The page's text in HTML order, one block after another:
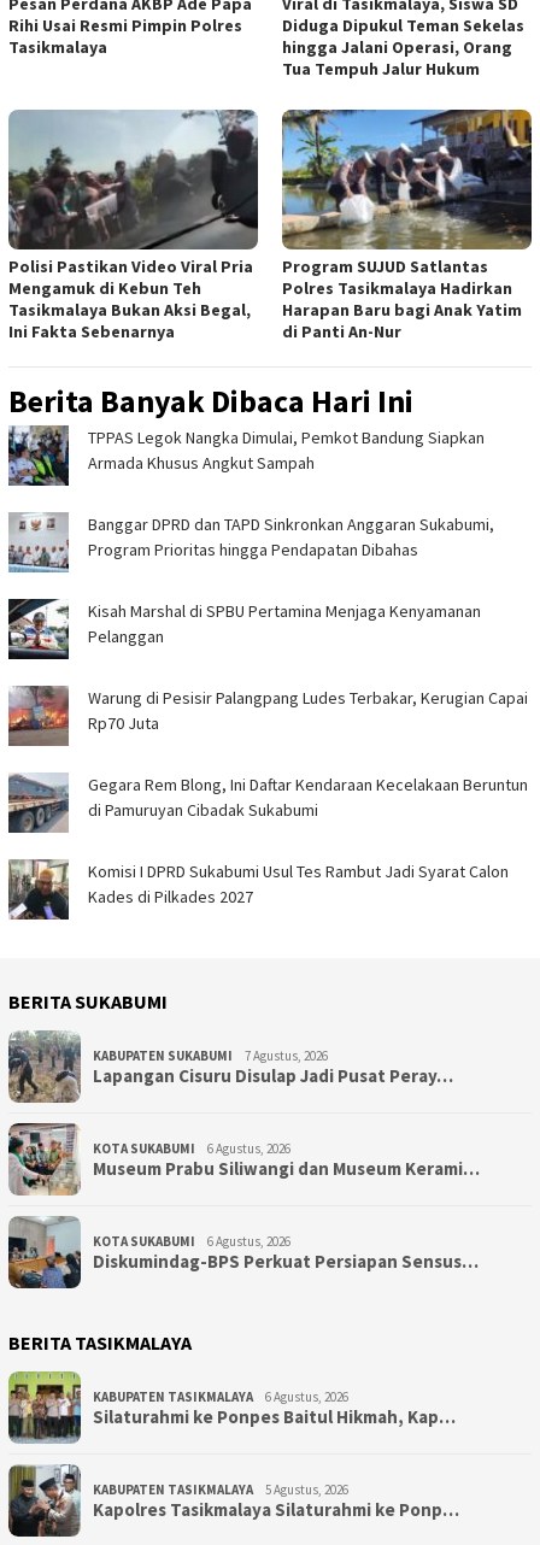
Rihi Usai Resmi Pimpin Polres
Tasikmalaya
Diduga Dipukul Teman Sekelas
hingga Jalani Operasi, Orang
Tua Tempuh Jalur Hukum
Polisi Pastikan Video Viral Pria
Mengamuk di Kebun Teh
Tasikmalaya Bukan Aksi Begal,
Ini Fakta Sebenarnya
Program SUJUD Satlantas
Polres Tasikmalaya Hadirkan
Harapan Baru bagi Anak Yatim
di Panti An-Nur
Berita Banyak Dibaca Hari Ini
TPPAS Legok Nangka Dimulai, Pemkot Bandung Siapkan
Armada Khusus Angkut Sampah
Banggar DPRD dan TAPD Sinkronkan Anggaran Sukabumi,
Program Prioritas hingga Pendapatan Dibahas
Kisah Marshal di SPBU Pertamina Menjaga Kenyamanan
Pelanggan
Warung di Pesisir Palangpang Ludes Terbakar, Kerugian Capai
Rp70 Juta
Gegara Rem Blong, Ini Daftar Kendaraan Kecelakaan Beruntun
di Pamuruyan Cibadak Sukabumi
Komisi I DPRD Sukabumi Usul Tes Rambut Jadi Syarat Calon
Kades di Pilkades 2027
BERITA SUKABUMI
KABUPATEN SUKABUMI 7 Agustus, 2026
Lapangan Cisuru Disulap Jadi Pusat Peray…
KOTA SUKABUMI 6 Agustus, 2026
Museum Prabu Siliwangi dan Museum Kerami…
KOTA SUKABUMI 6 Agustus, 2026
Diskumindag-BPS Perkuat Persiapan Sensus…
BERITA TASIKMALAYA
KABUPATEN TASIKMALAYA 6 Agustus, 2026
Silaturahmi ke Ponpes Baitul Hikmah, Kap…
KABUPATEN TASIKMALAYA 5 Agustus, 2026
Kapolres Tasikmalaya Silaturahmi ke Ponp…